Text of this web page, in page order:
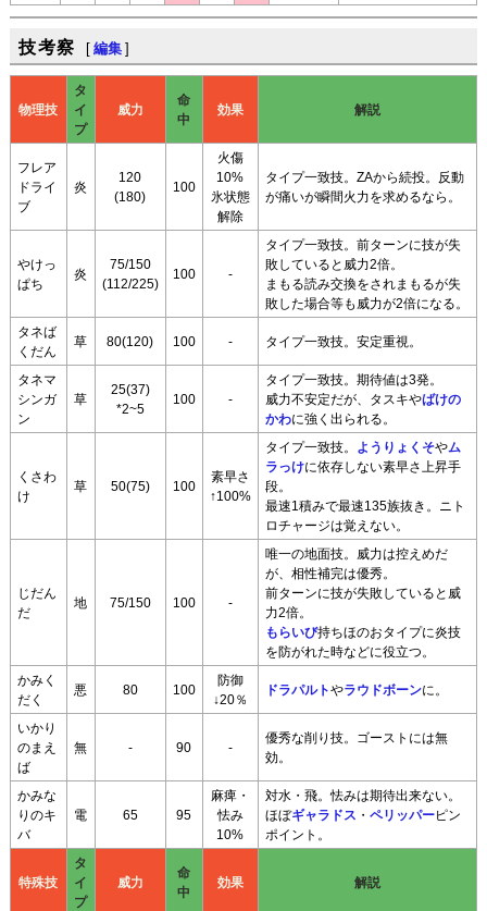
技考察 [ 編集 ]
物理技
タ
イ
プ
威力
命
中
効果 解説
フレア
ドライ
ブ
炎
120
(180)
100
火傷
10%
氷状態
解除
タイプ一致技。ZAから続投。反動
が痛いが瞬間火力を求めるなら。
やけっ
ぱち
炎
75/150
(112/225)
100 -
タイプ一致技。前ターンに技が失
敗していると威力2倍。
まもる読み交換をされまもるが失
敗した場合等も威力が2倍になる。
タネば
くだん
草 80(120) 100 - タイプ一致技。安定重視。
タネマ
シンガ
ン
草
25(37)
*2~5
100 -
タイプ一致技。期待値は3発。
威力不安定だが、タスキやばけの
かわに強く出られる。
くさわ
け
草 50(75) 100
素早さ
↑100%
タイプ一致技。 ようりょくそやム
ラっけに依存しない素早さ上昇手
段。
最速1積みで最速135族抜き。ニト
ロチャージは覚えない。
じだん
だ
地 75/150 100 -
唯一の地面技。威力は控えめだ
が、相性補完は優秀。
前ターンに技が失敗していると威
力2倍。
もらいび持ちほのおタイプに炎技
を防がれた時などに役立つ。
かみく
だく
悪 80 100
防御
↓20％
ドラパルトやラウドボーンに。
いかり
のまえ
ば
無 - 90 -
優秀な削り技。ゴーストには無
効。
かみな
りのキ
バ
電 65 95
麻痺・
怯み
10%
対水・飛。怯みは期待出来ない。
ほぼギャラドス ・ ペリッパーピン
ポイント。
特殊技
タ
イ
プ
威力
命
中
効果 解説